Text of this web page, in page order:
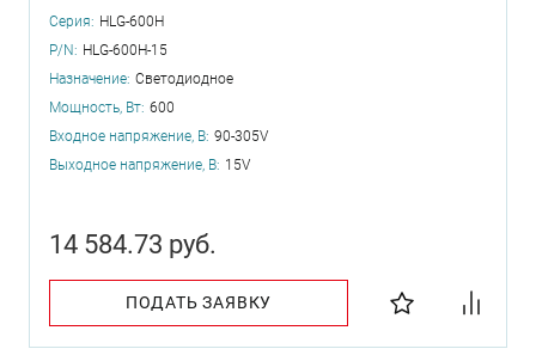
Серия: HLG-600H
P/N: HLG-600H-15
Назначение: Светодиодное
Мощность, Вт: 600
Входное напряжение, В: 90-305V
Выходное напряжение, В: 15V
14 584.73 руб.
ПОДАТЬ ЗАЯВКУ